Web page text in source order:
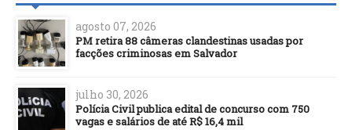
agosto 07, 2026
PM retira 88 câmeras clandestinas usadas por
facções criminosas em Salvador
julho 30, 2026
Polícia Civil publica edital de concurso com 750
vagas e salários de até R$ 16,4 mil